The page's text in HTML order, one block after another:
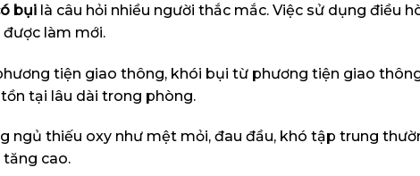
bụi là câu hỏi nhiều người thắc mắc. Việc sử dụng điều
được làm mới.
tiện giao thông, khói bụi từ phương tiện giao
tại lâu dài trong phòng.
ngủ thiếu oxy như mệt mỏi, đau đầu, khó tập trung
tăng cao.